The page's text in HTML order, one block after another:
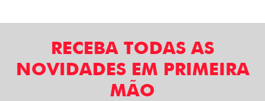
RECEBA TODAS AS
NOVIDADES EM PRIMEIRA
MÃO